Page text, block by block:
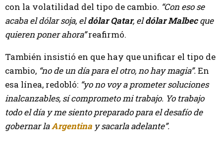
con la volatilidad del tipo de cambio. “Con eso se
acaba el dólar soja, eldólar Qatar, eldólar Malbecque
quieren poner ahora”reafirmó.
También insistió en que hay que unificar el tipo de
cambio, “no de un día para el otro, no hay magia”.En
esa línea, redobló: “yo no voy a prometer soluciones
inalcanzables, sí comprometo mi trabajo. Yo trabajo
todo el día y me siento preparado para el desafío de
gobernar laArgentina y sacarla adelante”.